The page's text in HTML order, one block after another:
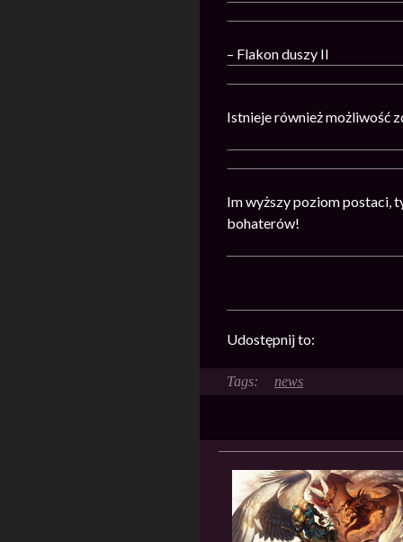
– Flakon duszy II
Istnieje również możliwość
Im wyższy poziom postaci,
bohaterów!
Udostępnij to:
news